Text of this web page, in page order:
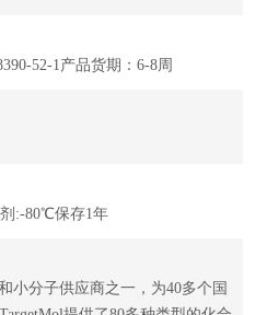
52-1产品货期：6-8周
:-80℃保存1年
小分子供应商之一，为40多个国